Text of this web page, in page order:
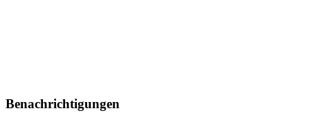
Benachrichtigungen